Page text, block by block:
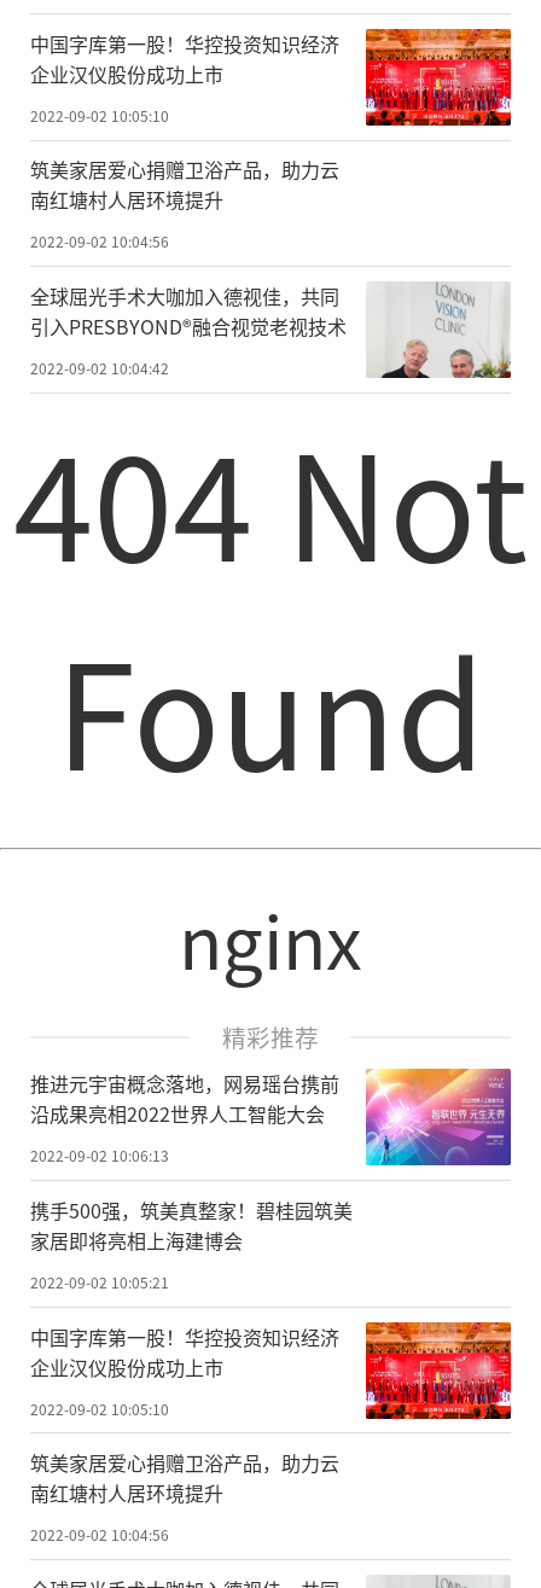
中国字库第一股！华控投资知识经济
企业汉仪股份成功上市
2022-09-02 10:05:10
筑美家居爱心捐赠卫浴产品，助力云
南红塘村人居环境提升
2022-09-02 10:04:56
全球屈光手术大咖加入德视佳，共同
引入PRESBYOND®融合视觉老视技术
2022-09-02 10:04:42
404 Not
Found
nginx
精彩推荐
推进元宇宙概念落地，网易瑶台携前
沿成果亮相2022世界人工智能大会
2022-09-02 10:06:13
携手500强，筑美真整家！碧桂园筑美
家居即将亮相上海建博会
2022-09-02 10:05:21
中国字库第一股！华控投资知识经济
企业汉仪股份成功上市
2022-09-02 10:05:10
筑美家居爱心捐赠卫浴产品，助力云
南红塘村人居环境提升
2022-09-02 10:04:56